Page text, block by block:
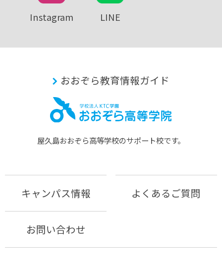
Instagram LINE
おおぞら教育情報ガイド
屋久島おおぞら⾼等学校のサポート校です。
キャンパス情報 よくあるご質問
お問い合わせ